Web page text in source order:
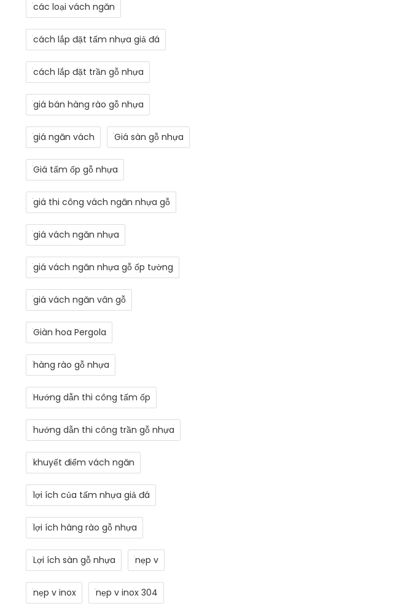
các loại vách ngăn
cách lắp đặt tấm nhựa giả đá
cách lắp đặt trần gỗ nhựa
giá bán hàng rào gỗ nhựa
giá ngăn vách Giá sàn gỗ nhựa
Giá tấm ốp gỗ nhựa
giá thi công vách ngăn nhựa gỗ
giá vách ngăn nhựa
giá vách ngăn nhựa gỗ ốp tường
giá vách ngăn vân gỗ
Giàn hoa Pergola
hàng rào gỗ nhựa
Hướng dẫn thi công tấm ốp
hướng dẫn thi công trần gỗ nhựa
khuyết điểm vách ngăn
lợi ích của tấm nhựa giả đá
lợi ích hàng rào gỗ nhựa
Lợi ích sàn gỗ nhựa nẹp v
nẹp v inox nẹp v inox 304